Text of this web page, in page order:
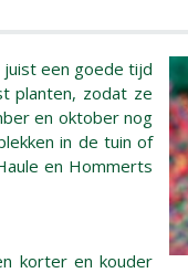
juist een goede tijd
planten, zodat ze
en oktober nog
in de tuin of
en Hommerts
korter en kouder